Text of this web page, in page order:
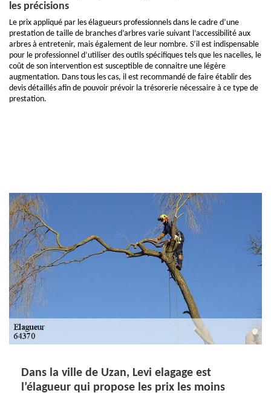
les précisions
Le prix appliqué par les élagueurs professionnels dans le cadre d’une
prestation de taille de branches d’arbres varie suivant l’accessibilité aux
arbres à entretenir, mais également de leur nombre. S’il est indispensable
pour le professionnel d’utiliser des outils spécifiques tels que les nacelles, le
coût de son intervention est susceptible de connaitre une légère
augmentation. Dans tous les cas, il est recommandé de faire établir des
devis détaillés afin de pouvoir prévoir la trésorerie nécessaire à ce type de
prestation.
Dans la ville de Uzan, Levi elagage est
l’élagueur qui propose les prix les moins